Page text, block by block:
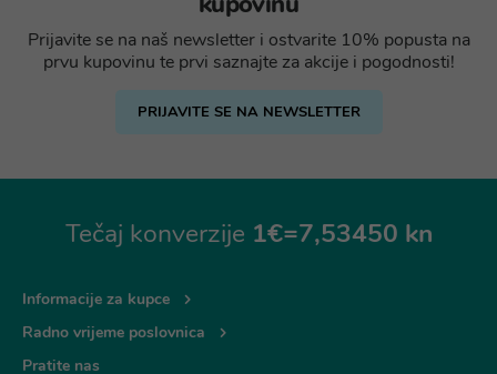
Prijavite se na naš newsletter i ostvarite 10% popusta na
prvu kupovinu te prvi saznajte za akcije i pogodnosti!
PRIJAVITE SE NA NEWSLETTER
Tečaj konverzije 1€=7,53450 kn
Informacije za kupce
Radno vrijeme poslovnica
Pratite nas